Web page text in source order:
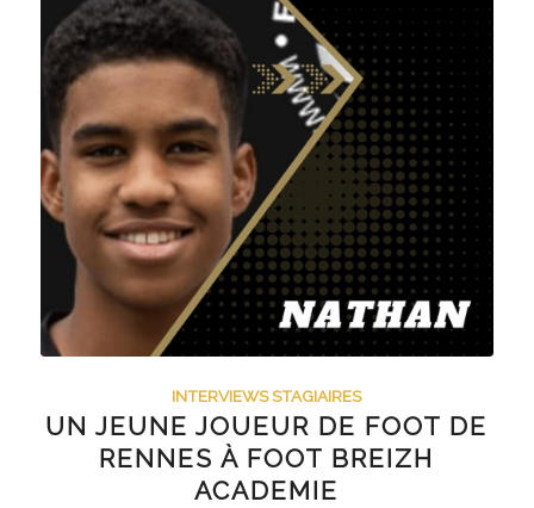
INTERVIEWS STAGIAIRES
UN JEUNE JOUEUR DE FOOT DE
RENNES À FOOT BREIZH
ACADEMIE